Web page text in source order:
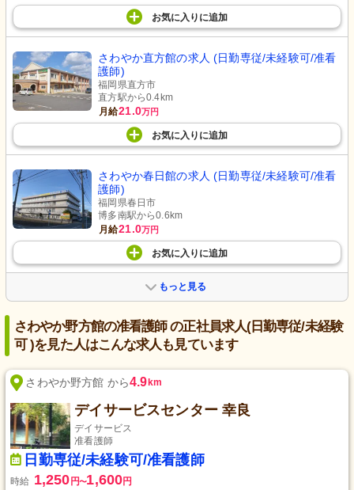
お気に入り に追加
さわやか直方館の求人 (日勤専従/未経験可/准看
護師)
福岡県直方市
直方駅から0.4km
月給21.0万円
お気に入り に追加
さわやか春日館の求人 (日勤専従/未経験可/准看
護師)
福岡県春日市
博多南駅から0.6km
月給21.0万円
お気に入り に追加
もっと見る
さわやか野方館の准看護師 の正社員求人(日勤専従/未経験
可 )を見た人はこんな求人も見ています
さわやか野方館 から4.9 km
デイサービスセンター 幸良
デイサービス
准看護師
日勤専従/未経験可/准看護師
時給 1,250円〜1,600円